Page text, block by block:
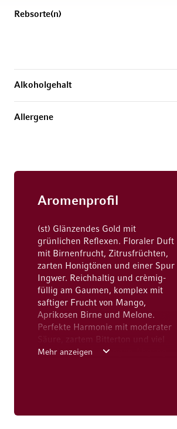
Rebsorte(n)
Alkoholgehalt
Allergene
Aromenprofil
(st) Glänzendes Gold mit
grünlichen Reflexen. Floraler Duft
mit Birnenfrucht, Zitrusfrüchten,
zarten Honigtönen und einer Spur
Ingwer. Reichhaltig und crèmig-
füllig am Gaumen, komplex mit
saftiger Frucht von Mango,
Aprikosen Birne und Melone.
Perfekte Harmonie mit moderater
Säure, zartem Bitterton und viel
Druck bis in den langen Abgang.
Mehr anzeigen